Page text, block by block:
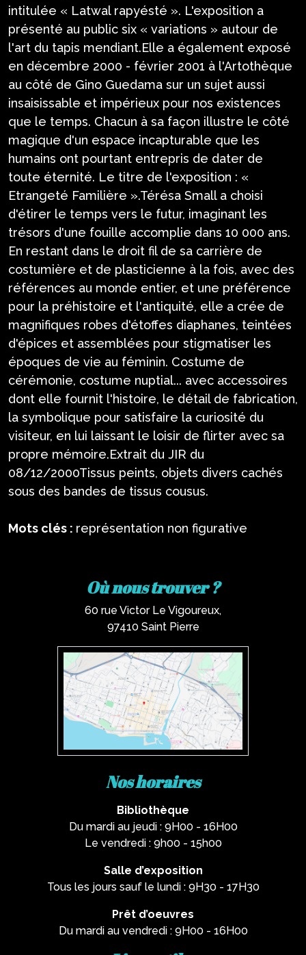
intitulée « Latwal rapyésté ». L'exposition a
présenté au public six « variations » autour de
l'art du tapis mendiant.Elle a également exposé
en décembre 2000 - février 2001 à l'Artothèque
au côté de Gino Guedama sur un sujet aussi
insaisissable et impérieux pour nos existences
que le temps. Chacun à sa façon illustre le côté
magique d'un espace incapturable que les
humains ont pourtant entrepris de dater de
toute éternité. Le titre de l'exposition : «
Etrangeté Familière ».Térésa Small a choisi
d'étirer le temps vers le futur, imaginant les
trésors d'une fouille accomplie dans 10 000 ans.
En restant dans le droit fil de sa carrière de
costumière et de plasticienne à la fois, avec des
références au monde entier, et une préférence
pour la préhistoire et l'antiquité, elle a crée de
magnifiques robes d'étoffes diaphanes, teintées
d'épices et assemblées pour stigmatiser les
époques de vie au féminin. Costume de
cérémonie, costume nuptial... avec accessoires
dont elle fournit l'histoire, le détail de fabrication,
la symbolique pour satisfaire la curiosité du
visiteur, en lui laissant le loisir de flirter avec sa
propre mémoire.Extrait du JIR du
08/12/2000Tissus peints, objets divers cachés
sous des bandes de tissus cousus.
Mots clés : représentation non figurative
Où nous trouver ?
60 rue Victor Le Vigoureux,
97410 Saint Pierre
Nos horaires
Bibliothèque
Du mardi au jeudi : 9H00 - 16H00
Le vendredi : 9h00 - 15h00
Salle d’exposition
Tous les jours sauf le lundi : 9H30 - 17H30
Prêt d’oeuvres
Du mardi au vendredi : 9H00 - 16H00